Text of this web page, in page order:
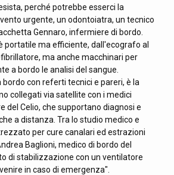
perché potrebbe esserci la
urgente, un odontoiatra, un tecnico
Gennaro, infermiere di bordo.
portatile ma efficiente, dall'ecografo al
ma anche macchinari per
a bordo le analisi del sangue.
con referti tecnici e pareri, è la
collegati via satellite con i medici
del Celio, che supportano diagnosi e
a distanza. Tra lo studio medico e
per cure canalari ed estrazioni
Baglioni, medico di bordo del
di stabilizzazione con un ventilatore
in caso di emergenza".